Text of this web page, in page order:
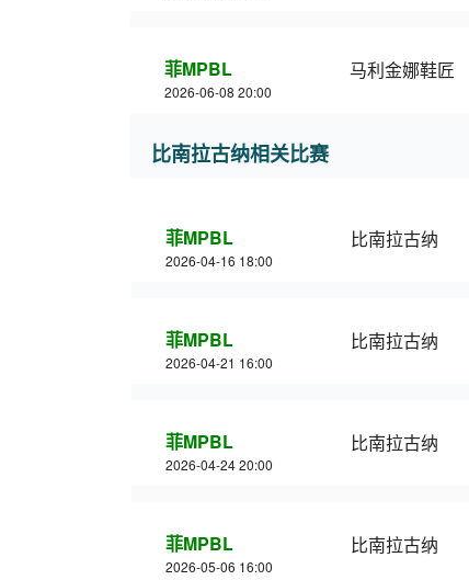
菲MPBL
2026-06-08 20:00
马利金娜鞋匠
比南拉古纳相关比赛
菲MPBL
2026-04-16 18:00
比南拉古纳
菲MPBL
2026-04-21 16:00
比南拉古纳
菲MPBL
2026-04-24 20:00
比南拉古纳
菲MPBL
2026-05-06 16:00
比南拉古纳